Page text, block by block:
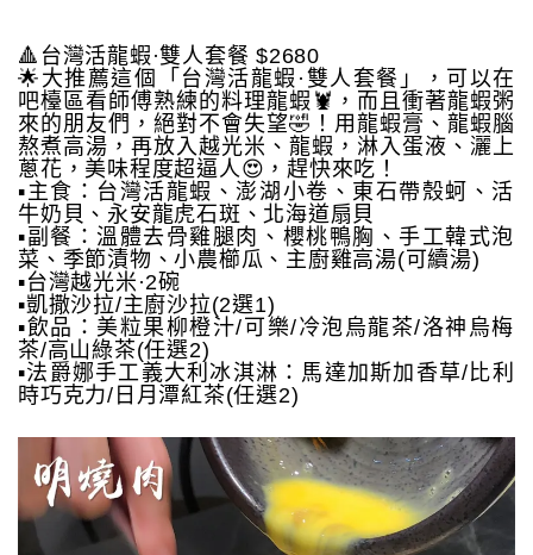
🔺台灣活龍蝦·雙人套餐 $2680
🌟大推薦這個「台灣活龍蝦·雙人套餐」，可以在
吧檯區看師傅熟練的料理龍蝦🦞，而且衝著龍蝦粥
來的朋友們，絕對不會失望🤣！用龍蝦膏、龍蝦腦
熬煮高湯，再放入越光米、龍蝦，淋入蛋液、灑上
蔥花，美味程度超逼人😍，趕快來吃！
▪️主食：台灣活龍蝦、澎湖小卷、東石帶殼蚵、活
牛奶貝、永安龍虎石斑、北海道扇貝
▪️副餐：溫體去骨雞腿肉、櫻桃鴨胸、手工韓式泡
菜、季節漬物、小農櫛瓜、主廚雞高湯(可續湯)
▪️台灣越光米·2碗
▪️凱撒沙拉/主廚沙拉(2選1)
▪️飲品：美粒果柳橙汁/可樂/冷泡烏龍茶/洛神烏梅
茶/高山綠茶(任選2)
▪️法爵娜手工義大利冰淇淋：馬達加斯加香草/比利
時巧克力/日月潭紅茶(任選2)